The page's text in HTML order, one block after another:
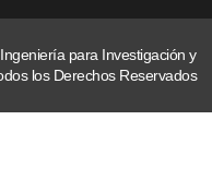
para Investigación y
los Derechos Reservados